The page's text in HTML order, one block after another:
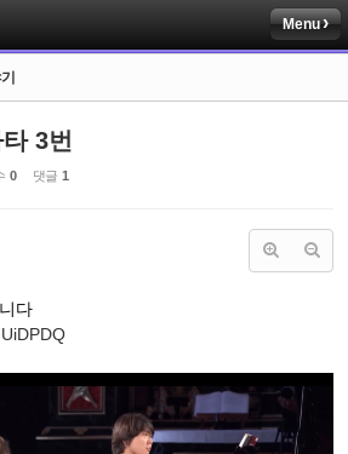
Menu
3번
0 댓글 1
다
스케치북5